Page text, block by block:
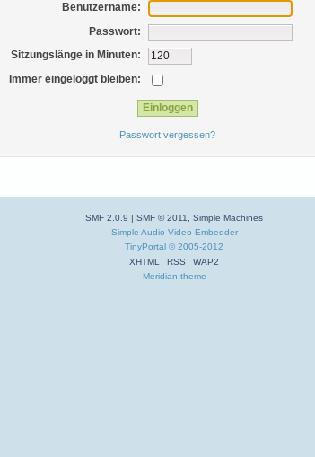
Benutzername:
Passwort:
Sitzungslänge in Minuten:
Immer eingeloggt bleiben:
Passwort vergessen?
SMF 2.0.9 |SMF © 2011,Simple Machines
Simple Audio Video Embedder
TinyPortal © 2005-2012
XHTML
RSS
WAP2
Meridian theme